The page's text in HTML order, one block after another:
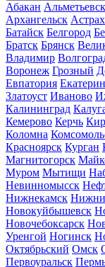
Абакан Альметьевск
Архангельск
Батайск Белгород
Братск Брянск
Владимир
Воронеж Грозный
Евпатория
Златоуст Иваново
Калининград
Кемерово Керчь
Коломна
Красноярск Курган
Магнитогорск
Муром Мытищи
Невинномысск
Нижнекамск
Новокуйбышевск
Новочебоксарск
Уренгой Ногинск
Октябрьский Омск
Первоуральск